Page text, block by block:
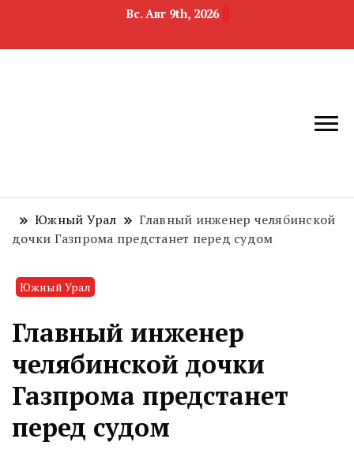
Вс. Авг 9th, 2026
область
недвижимости
Южный Урал
Главный инженер челябинской
дочки Газпрома предстанет перед судом
Южный Урал
Главный инженер
челябинской дочки
Газпрома предстанет
перед судом